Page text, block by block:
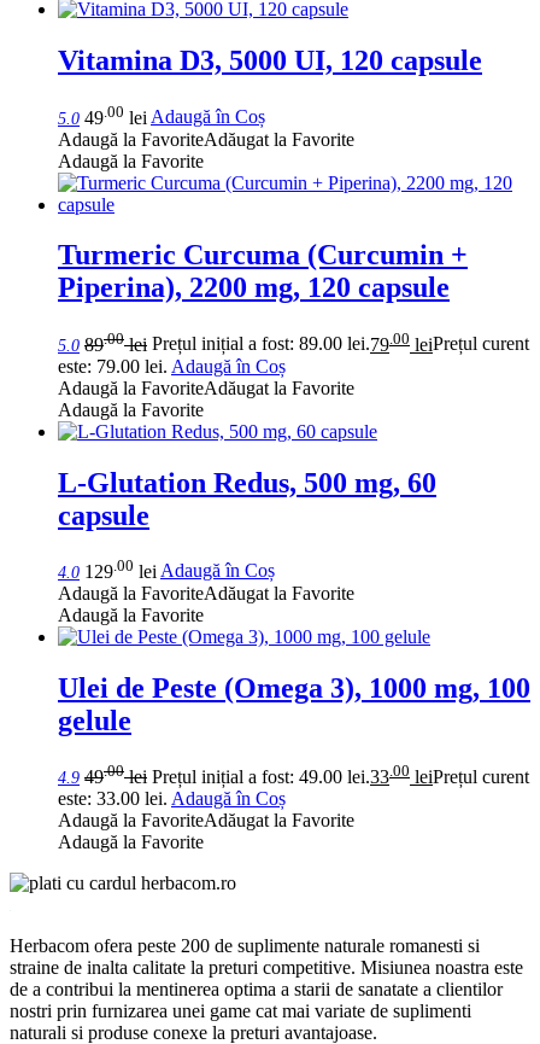
Vitamina D3, 5000 UI, 120 capsule
5.0 49 .00 lei Adaugă în Coș
Adaugă la FavoriteAdăugat la Favorite
Adaugă la Favorite
Turmeric Curcuma (Curcumin +
Piperina), 2200 mg, 120 capsule
5.0 89.00 lei Prețul inițial a fost: 89.00 lei.79 .00 leiPrețul curent
este: 79.00 lei. Adaugă în Coș
Adaugă la FavoriteAdăugat la Favorite
Adaugă la Favorite
L-Glutation Redus, 500 mg, 60
capsule
4.0 129 .00 lei Adaugă în Coș
Adaugă la FavoriteAdăugat la Favorite
Adaugă la Favorite
Ulei de Peste (Omega 3), 1000 mg, 100
gelule
4.9 49.00 lei Prețul inițial a fost: 49.00 lei.33 .00 leiPrețul curent
este: 33.00 lei. Adaugă în Coș
Adaugă la FavoriteAdăugat la Favorite
Adaugă la Favorite
Herbacom ofera peste 200 de suplimente naturale romanesti si
straine de inalta calitate la preturi competitive. Misiunea noastra este
de a contribui la mentinerea optima a starii de sanatate a clientilor
nostri prin furnizarea unei game cat mai variate de suplimenti
naturali si produse conexe la preturi avantajoase.